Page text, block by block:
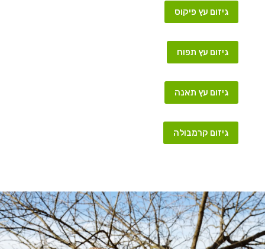
גיזום עץ פיקוס
גיזום עץ תפוח
גיזום עץ תאנה
גיזום קרמבולה